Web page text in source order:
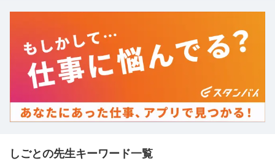
しごとの先生キーワード一覧